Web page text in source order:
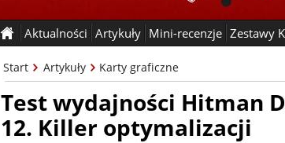
Aktualności Artykuły Mini-recenzje Zestawy
Start Artykuły Karty graficzne
Test wydajności Hitman
12. Killer optymalizacji